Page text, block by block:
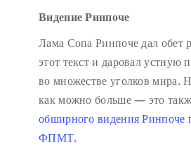
Видение Ринпоче
Лама Сопа Ринпоче дал обет
этот текст и даровал устную
во множестве уголков мира.
как можно больше — это
обширного видения Ринпоче
ФПМТ.